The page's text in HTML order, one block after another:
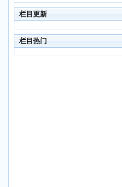
栏目更新
栏目热门